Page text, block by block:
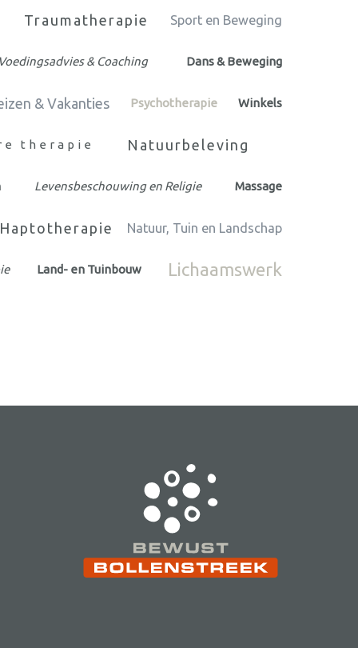
Traumatherapie Sport en Beweging
& Coaching Dans & Beweging
& Vakanties Psychotherapie Winkels
therapie Natuurbeleving
Levensbeschouwing en Religie Massage
Natuur, Tuin en Landschap
Land- en Tuinbouw Lichaamswerk